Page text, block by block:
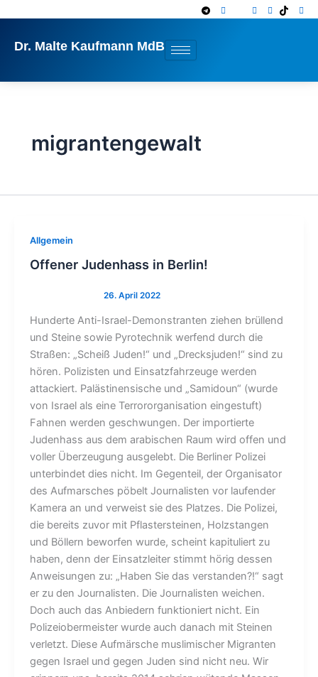
springen
Dr. Malte Kaufmann MdB
migrantengewalt
Allgemein
Offener Judenhass in Berlin!
Hunderte Anti-Israel-Demonstranten ziehen brüllend
und Steine sowie Pyrotechnik werfend durch die
Straßen: „Scheiß Juden!“ und „Drecksjuden!“ sind zu
hören. Polizisten und Einsatzfahrzeuge werden
attackiert. Palästinensische und „Samidoun“ (wurde
von Israel als eine Terrororganisation eingestuft)
Fahnen werden geschwungen. Der importierte
Judenhass aus dem arabischen Raum wird offen und
voller Überzeugung ausgelebt. Die Berliner Polizei
unterbindet dies nicht. Im Gegenteil, der Organisator
des Aufmarsches pöbelt Journalisten vor laufender
Kamera an und verweist sie des Platzes. Die Polizei,
die bereits zuvor mit Pflastersteinen, Holzstangen
und Böllern beworfen wurde, scheint kapituliert zu
haben, denn der Einsatzleiter stimmt hörig dessen
Anweisungen zu: „Haben Sie das verstanden?!“ sagt
er zu den Journalisten. Die Journalisten weichen.
Doch auch das Anbiedern funktioniert nicht. Ein
Polizeiobermeister wurde auch danach mit Steinen
verletzt. Diese Aufmärsche muslimischer Migranten
gegen Israel und gegen Juden sind nicht neu. Wir